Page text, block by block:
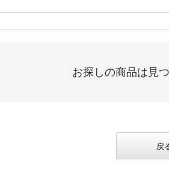
お探しの商品は見
戻